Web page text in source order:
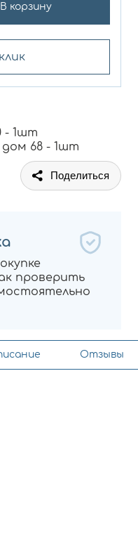
В корзину
- 1шт
дом 68 - 1шт
Поделиться
проверить
Отзывы